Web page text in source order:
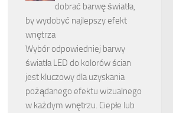
dobrać barwę światła,
by wydobyć najlepszy efekt
wnętrza
Wybór odpowiedniej barwy
światła LED do kolorów ścian
jest kluczowy dla uzyskania
pożądanego efektu wizualnego
w każdym wnętrzu. Ciepłe lub